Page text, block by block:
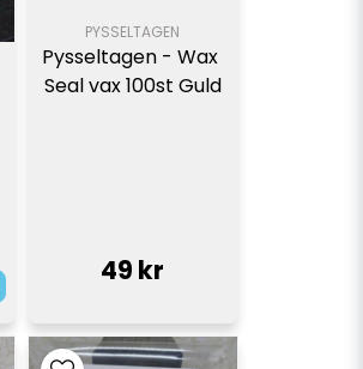
PYSSELTAGEN
Pysseltagen - Wax
Seal vax 100st Guld
49 kr